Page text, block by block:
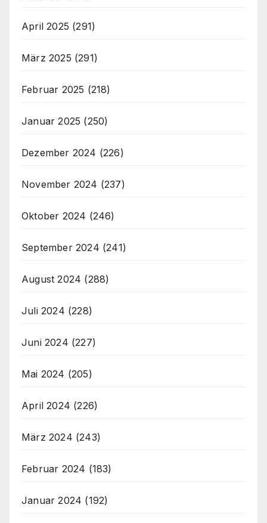
April 2025 (291)
März 2025 (291)
Februar 2025 (218)
Januar 2025 (250)
Dezember 2024 (226)
November 2024 (237)
Oktober 2024 (246)
September 2024 (241)
August 2024 (288)
Juli 2024 (228)
Juni 2024 (227)
Mai 2024 (205)
April 2024 (226)
März 2024 (243)
Februar 2024 (183)
Januar 2024 (192)